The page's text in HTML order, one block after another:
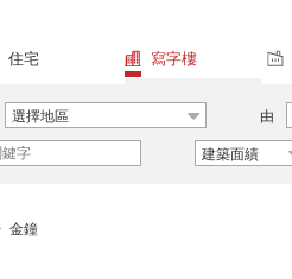
住宅 寫字樓
選擇地區 由
建築面績
金鐘